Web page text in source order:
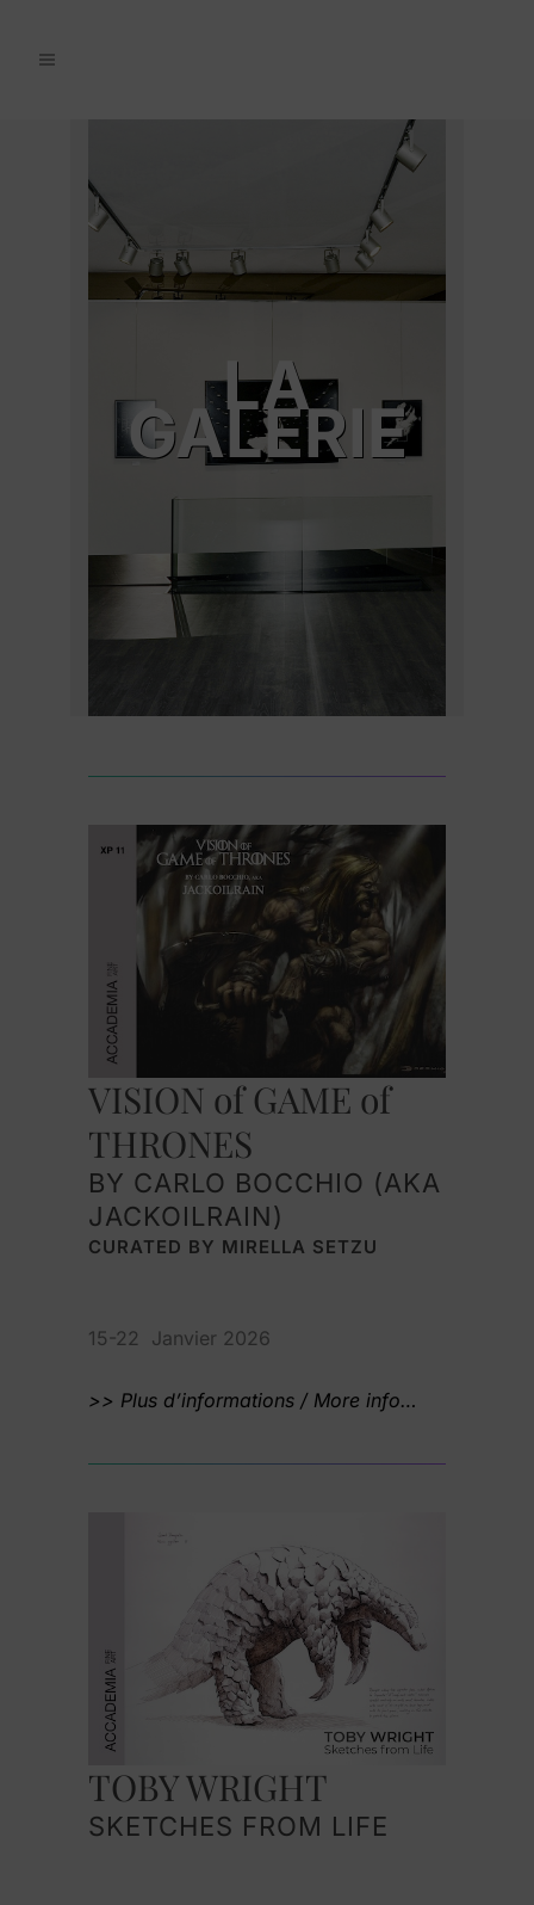
LA
GALERIE
VISION of GAME of
THRONES
BY CARLO BOCCHIO (AKA
JACKOILRAIN)
CURATED BY MIRELLA SETZU
15-22 Janvier 2026
>> Plus d’informations / More info…
TOBY WRIGHT
SKETCHES FROM LIFE